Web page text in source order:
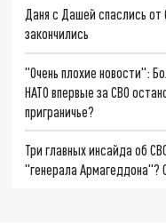
Даня с Дашей спаслись
закончились
"Очень плохие новости":
НАТО впервые за СВО
приграничье?
Три главных инсайда об
"генерала Армагеддона"?